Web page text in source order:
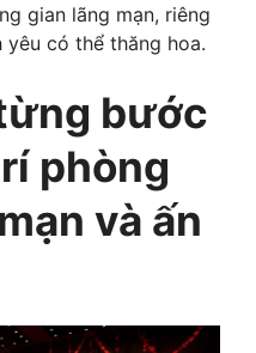
gian lãng mạn, riêng
có thể thăng hoa.
bước
phòng
và ấn